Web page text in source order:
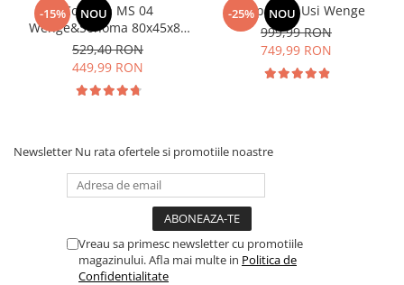
-15% NOU
Comoda MS 04
Wenge&Sonoma 80x45x85
cm
529,40 RON
449,99 RON
-25% NOU
Dulap Rio 3 Usi Wenge
999,99 RON
749,99 RON
Newsletter Nu rata ofertele si promotiile noastre
Vreau sa primesc newsletter cu promotiile
magazinului. Afla mai multe in Politica de
Confidentialitate